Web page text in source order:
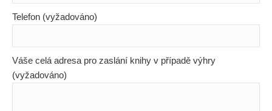
Telefon (vyžadováno)
Váše celá adresa pro zaslání knihy v případě výhry
(vyžadováno)